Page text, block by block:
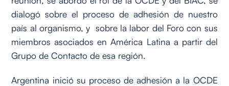
dialogó sobre el proceso de adhesión de nuestro
país al organismo, y sobre la labor del Foro con sus
miembros asociados en América Latina a partir del
Grupo de Contacto de esa región.
Argentina inició su proceso de adhesión a la OCDE